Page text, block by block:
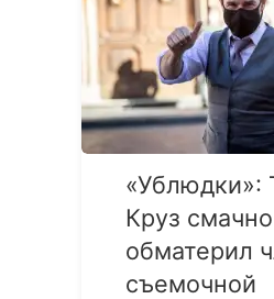
«Ублюдки»:
Круз смачно
обматерил
съемочной